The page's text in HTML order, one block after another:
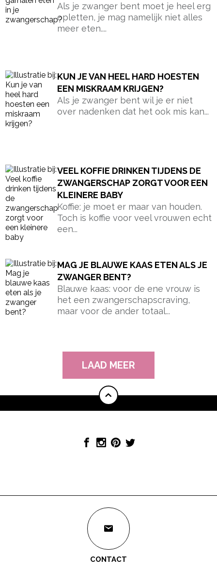
Als je zwanger bent moet je heel erg
opletten, je mag namelijk niet alles
meer eten....
KUN JE VAN HEEL HARD HOESTEN
EEN MISKRAAM KRIJGEN?
Als je zwanger bent wil je er niet
over nadenken dat het ook mis kan...
VEEL KOFFIE DRINKEN TIJDENS DE
ZWANGERSCHAP ZORGT VOOR EEN
KLEINERE BABY
Koffie: je moet er maar van houden.
Toch is koffie voor veel vrouwen echt
een...
MAG JE BLAUWE KAAS ETEN ALS JE
ZWANGER BENT?
Blauwe kaas: voor de ene vrouw is
het een zwangerschapscraving,
maar voor de ander totaal...
LAAD MEER
CONTACT